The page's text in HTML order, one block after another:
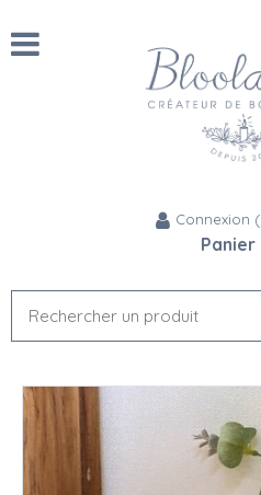
Connexion (
Panier